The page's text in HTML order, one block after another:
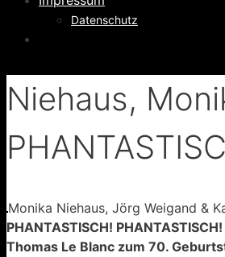
Datenschutz
Niehaus,
Monika Niehaus, Jörg Weigand &
PHANTASTISCH! PHANTASTISCH!
Thomas Le Blanc zum 70.